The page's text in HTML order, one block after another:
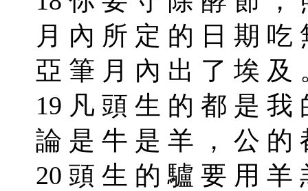
月 內 所 定 的 日 期 吃
亞 筆 月 內 出 了 埃
19 凡 頭 生 的 都 是 我
論 是 牛 是 羊 ， 公
20 頭 生 的 驢 要 用 羊